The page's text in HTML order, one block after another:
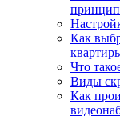
Как
Что
Виды
Как